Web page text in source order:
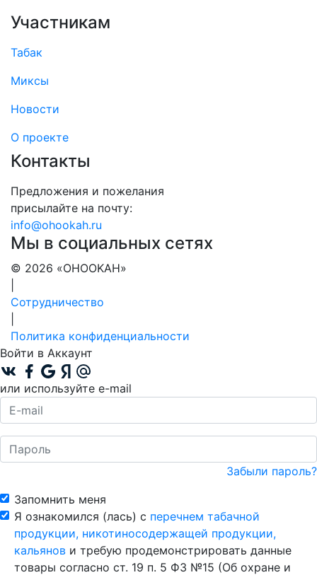
Участникам
Табак
Миксы
Новости
О проекте
Контакты
Предложения и пожелания
присылайте на почту:
info@ohookah.ru
Мы в социальных сетях
© 2026 «OHOOKAH»
Сотрудничество
Политика конфиденциальности
Войти в Аккаунт
или используйте e-mail
Забыли пароль?
Запомнить меня
Я ознакомился (лась) с перечнем табачной
продукции, никотиносодержащей продукции,
кальянов и требую продемонстрировать данные
товары согласно ст. 19 п. 5 ФЗ №15 (Об охране и